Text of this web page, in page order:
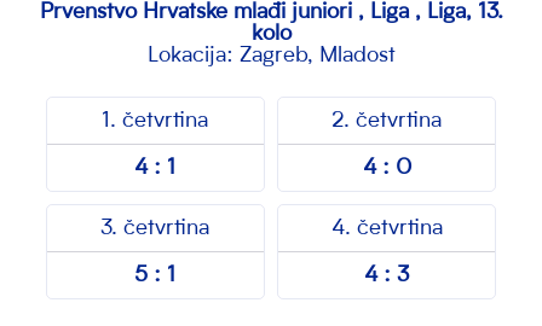
Prvenstvo Hrvatske mlađi juniori , Liga , Liga, 13.
kolo
Lokacija: Zagreb, Mladost
1. četvrtina
4 : 1
2. četvrtina
4 : 0
3. četvrtina
5 : 1
4. četvrtina
4 : 3